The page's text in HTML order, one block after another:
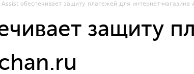
Assist обеспечивает защиту платежей для интернет-магазина
защиту